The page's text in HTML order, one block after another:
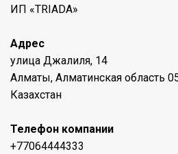
ИП «TRIADA»
Адрес
улица Джалиля, 14
Алматы, Алматинская область
Казахстан
Телефон компании
+77064444333